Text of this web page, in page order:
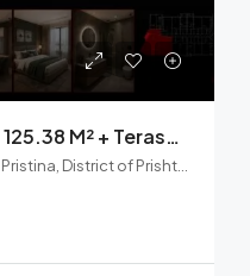
🏡 Penthouse Në Shitje | 125.38 M² + Terasë 104.93 M² | ISOLA Residence – Mati 1, Prishtinë
Mati 1, Matiqan, Municipality of Pristina, District of Prishtina, 10000, Kosovo